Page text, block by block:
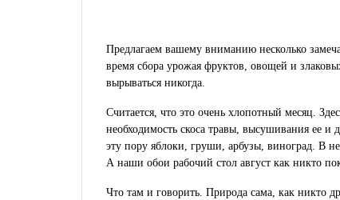
Предлагаем вашему вниманию несколько
время сбора урожая фруктов, овощей и
вырываться никогда.
Считается, что это очень хлопотный месяц.
необходимость скоса травы, высушивания ее и
эту пору яблоки, груши, арбузы, виноград. В
А наши обои рабочий стол август как никто
Что там и говорить. Природа сама, как никто